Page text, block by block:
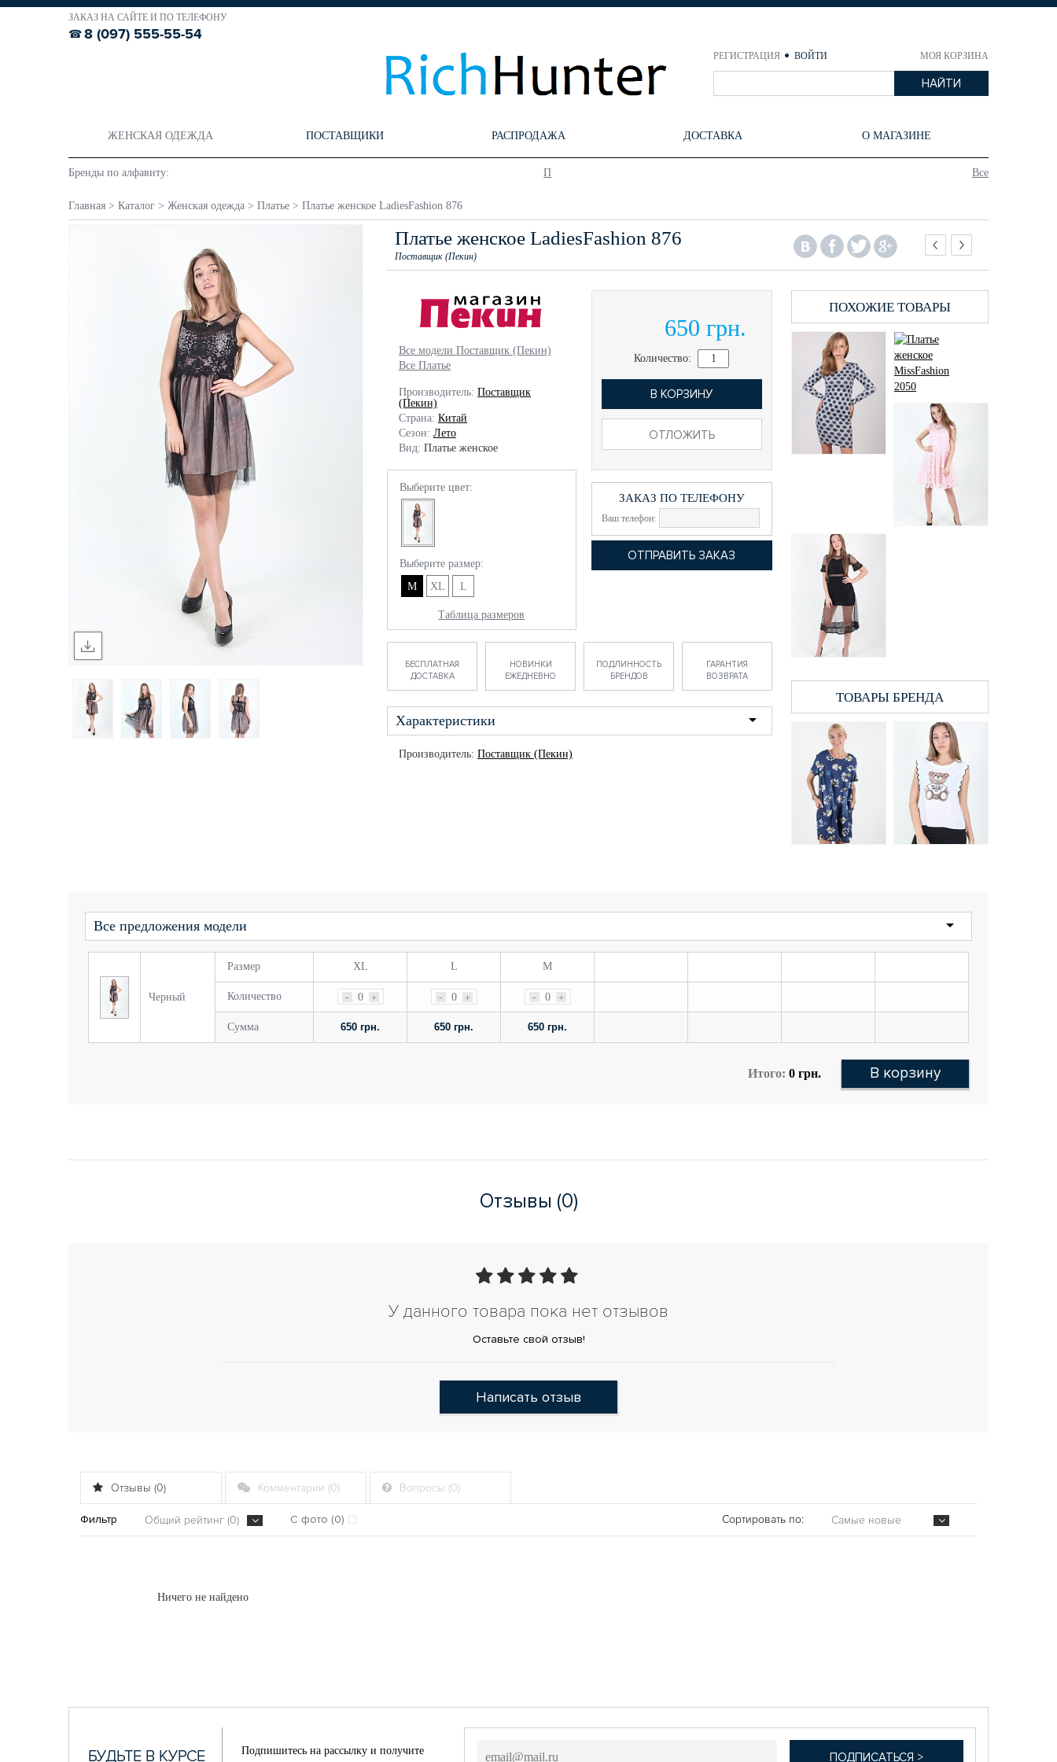
ЗАКАЗ НА САЙТЕ И ПО ТЕЛЕФОНУ
8 (097) 555-55-54
РЕГИСТРАЦИЯ ВОЙТИ МОЯ КОРЗИНА
ЖЕНСКАЯ ОДЕЖДА ПОСТАВЩИКИ РАСПРОДАЖА ДОСТАВКА О МАГАЗИНЕ
Бренды по алфавиту: П Все
Главная > Каталог > Женская одежда > Платье > Платье женское LadiesFashion 876
Платье женское LadiesFashion 876
Поставщик (Пекин)
Все модели Поставщик (Пекин)
Все Платье
Производитель: Поставщик
(Пекин)
Страна: Китай
Сезон: Лето
Вид: Платье женское
Выберите цвет:
Выберите размер:
M
XL L
Таблица размеров
650 грн.
Количество:
В КОРЗИНУ
ОТЛОЖИТЬ
ЗАКАЗ ПО ТЕЛЕФОНУ
Ваш телефон:
БЕСПЛАТНАЯ
ДОСТАВКА
НОВИНКИ
ЕЖЕДНЕВНО
ПОДЛИННОСТЬ
БРЕНДОВ
ГАРАНТИЯ
ВОЗВРАТА
Характеристики
Производитель: Поставщик (Пекин)
ПОХОЖИЕ ТОВАРЫ
MissFashion 004
горох
308 грн.
Платье женское
MissFashion 2050
297 грн.
Платье женское
LadiesFashion 1993
650 грн.
ТОВАРЫ БРЕНДА
399 грн.
Блузка женская
LadiesFashion 5012 с
285 грн.
Все предложения модели
Черный
Размер
Количество
Сумма
XL
- 0 +
650 грн.
L
- 0 +
650 грн.
M
- 0 +
650 грн.
Итого: 0 грн. В корзину
Отзывы (0)
У данного товара пока нет отзывов
Оставьте свой отзыв!
Написать отзыв
Отзывы (0) Комментарии (0) Вопросы (0)
Фильтр Общий рейтинг (0) С фото (0) Сортировать по: Самые новые
Ничего не найдено
Подпишитесь на рассылку и получите